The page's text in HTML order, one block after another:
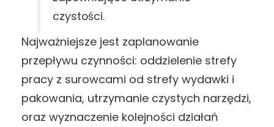
czystości.
Najważniejsze jest zaplanowanie
przepływu czynności: oddzielenie strefy
pracy z surowcami od strefy wydawki i
pakowania, utrzymanie czystych narzędzi,
oraz wyznaczenie kolejności działań